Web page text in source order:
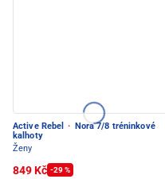
Active Rebel ·
Nora 7/8 tréninkové
kalhoty
Ženy
849 Kč -29 %